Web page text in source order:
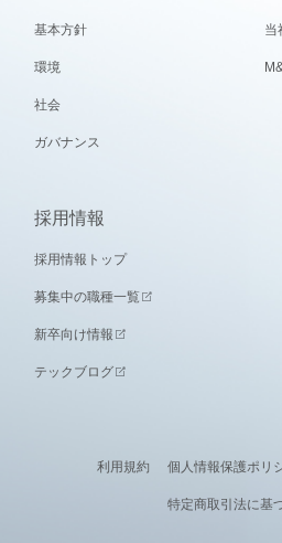
基本方針
環境
社会
ガバナンス
当
採用情報
採用情報トップ
募集中の職種一覧
新卒向け情報
テックブログ
利用規約 個人情報保護ポリ
特定商取引法に基